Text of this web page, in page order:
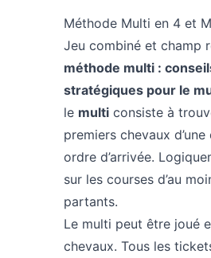
Méthode Multi en 4 et
Jeu combiné et champ
méthode multi :
stratégiques pour le
le multi consiste à
premiers chevaux
ordre d’arrivée.
sur les courses d’au
partants.
Le multi peut être joué
chevaux. Tous les